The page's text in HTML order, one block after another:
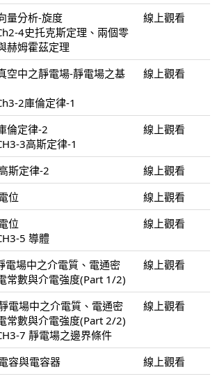
量分析-旋度
4史托克斯定理、兩個零
赫姆霍茲定理
線上觀看
空中之靜電場-靜電場之基
2庫倫定律-1
線上觀看
倫定律-2
3高斯定律-1
線上觀看
斯定律-2
線上觀看
位
線上觀看
位
5 導體
線上觀看
電場中之介電質、電通密
常數與介電強度(Part 1/2)
線上觀看
電場中之介電質、電通密
常數與介電強度(Part 2/2)
7 靜電場之邊界條件
線上觀看
容與電容器
線上觀看